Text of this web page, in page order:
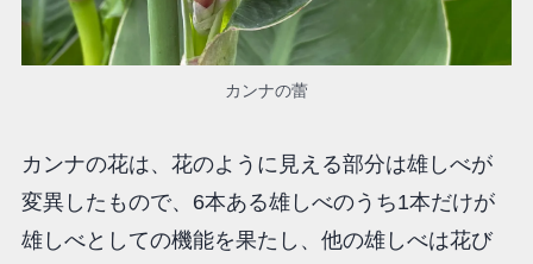
カンナの蕾
カンナの花は、花のように見える部分は雄しべが
変異したもので、6本ある雄しべのうち1本だけが
雄しべとしての機能を果たし、他の雄しべは花び